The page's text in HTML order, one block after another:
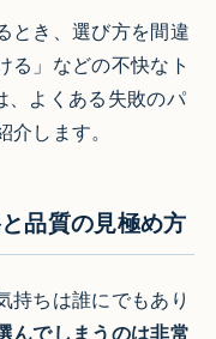
とき、選び方を間違
る」などの不快なト
、よくある失敗のパ
します。
品質の見極め方
持ちは誰にでもあり
んでしまうのは非常